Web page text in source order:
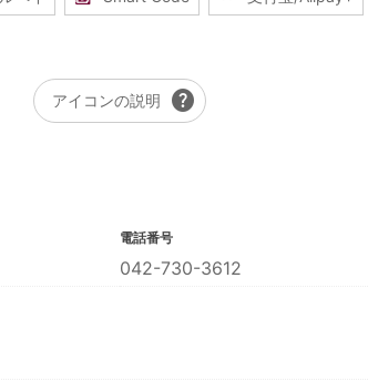
アイコンの説明 help
電話番号
042-730-3612